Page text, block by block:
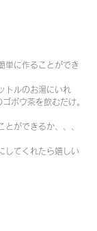
単に作ることができ
トルのお湯にいれ
ボウ茶を飲むだけ。
とができるか、、、
してくれたら嬉しい